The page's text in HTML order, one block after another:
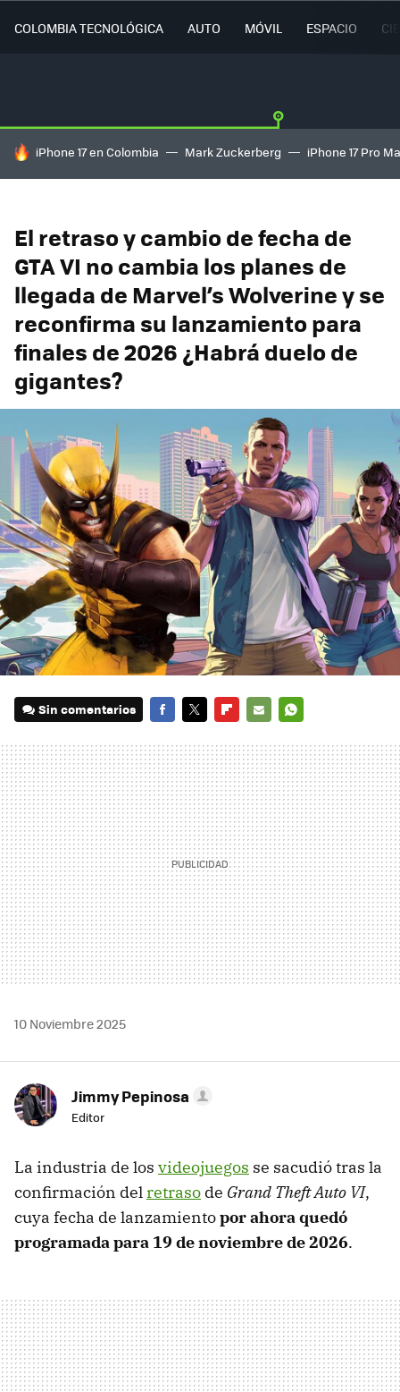
COLOMBIA TECNOLÓGICA AUTO MÓVIL ESPACIO
HOY SE HABLA DE
iPhone 17 en Colombia Mark Zuckerberg iPhone 17 Pro
El retraso y cambio de fecha de
GTA VI no cambia los planes de
llegada de Marvel’s Wolverine y se
reconfirma su lanzamiento para
finales de 2026 ¿Habrá duelo de
gigantes?
Sin comentarios
MAIL
10 Noviembre 2025
Jimmy Pepinosa
Editor
La industria de los videojuegos se sacudió tras la
confirmación delretraso de Grand Theft Auto VI,
cuya fecha de lanzamientopor ahora quedó
programada para 19 de noviembre de 2026.